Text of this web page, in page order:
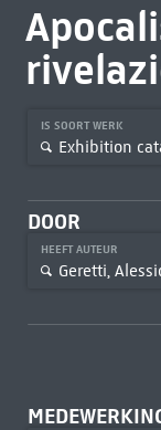
IS SOORT WERK
Exhibition
DOOR
HEEFT AUTEUR
Geretti,